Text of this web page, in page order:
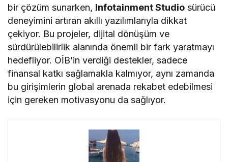
bir çözüm sunarken, Infotainment Studio sürücü
deneyimini artıran akıllı yazılımlarıyla dikkat
çekiyor. Bu projeler, dijital dönüşüm ve
sürdürülebilirlik alanında önemli bir fark yaratmayı
hedefliyor. OİB’in verdiği destekler, sadece
finansal katkı sağlamakla kalmıyor, aynı zamanda
bu girişimlerin global arenada rekabet edebilmesi
için gereken motivasyonu da sağlıyor.